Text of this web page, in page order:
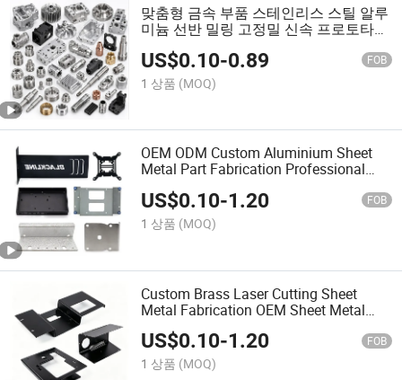
맞춤형 금속 부품 스테인리스 스틸 알루
미늄 선반 밀링 고정밀 신속 프로토타입
US$0.10-0.89 FOB
1 상품 (MOQ)
OEM ODM Custom Aluminium Sheet
Metal Part Fabrication Professional
Stainless Steel Sheet Metal Fabrication
Services
US$0.10-1.20 FOB
1 상품 (MOQ)
Custom Brass Laser Cutting Sheet
Metal Fabrication OEM Sheet Metal
Enclosure Fabrication Services
US$0.10-1.20 FOB
1 상품 (MOQ)